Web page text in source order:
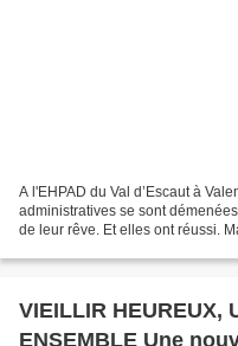
A l'EHPAD du Val d’Escaut à
administratives se sont
de leur rêve. Et elles ont réussi.
VIEILLIR HEUREUX,
ENSEMBLE Une nouvelle étude de